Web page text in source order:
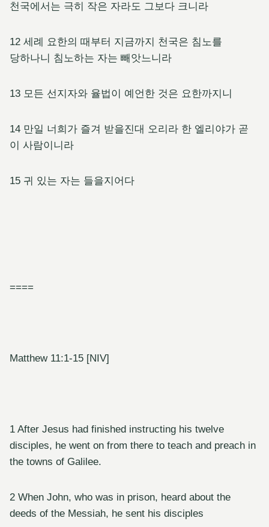
천국에서는 극히 작은 자라도 그보다 크니라
12 세례 요한의 때부터 지금까지 천국은 침노를
당하나니 침노하는 자는 빼앗느니라
13 모든 선지자와 율법이 예언한 것은 요한까지니
14 만일 너희가 즐겨 받을진대 오리라 한 엘리야가 곧
이 사람이니라
15 귀 있는 자는 들을지어다
====
Matthew 11:1-15 [NIV]
1 After Jesus had finished instructing his twelve
disciples, he went on from there to teach and preach in
the towns of Galilee.
2 When John, who was in prison, heard about the
deeds of the Messiah, he sent his disciples